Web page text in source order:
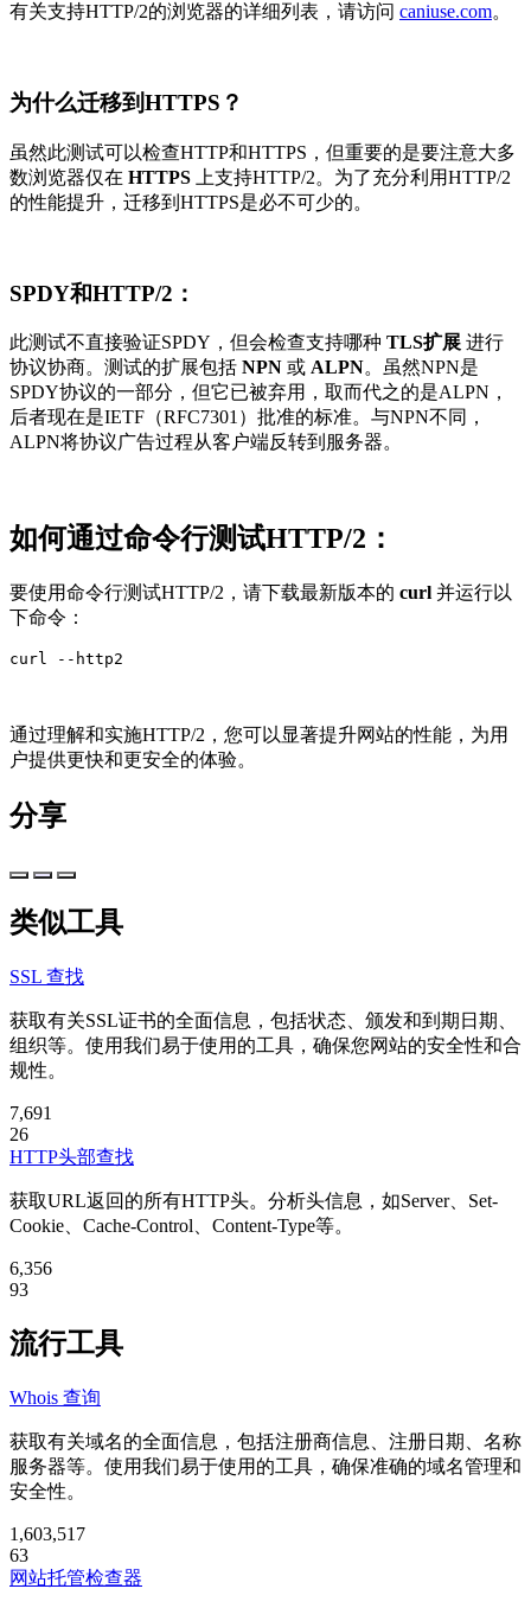
有关支持HTTP/2的浏览器的详细列表，请访问 caniuse.com。
为什么迁移到HTTPS？
虽然此测试可以检查HTTP和HTTPS，但重要的是要注意大多
数浏览器仅在 HTTPS 上支持HTTP/2。为了充分利用HTTP/2
的性能提升，迁移到HTTPS是必不可少的。
SPDY和HTTP/2：
此测试不直接验证SPDY，但会检查支持哪种 TLS扩展 进行
协议协商。测试的扩展包括 NPN 或 ALPN。虽然NPN是
SPDY协议的一部分，但它已被弃用，取而代之的是ALPN，
后者现在是IETF（RFC7301）批准的标准。与NPN不同，
ALPN将协议广告过程从客户端反转到服务器。
如何通过命令行测试HTTP/2：
要使用命令行测试HTTP/2，请下载最新版本的 curl 并运行以
下命令：
curl --http2
通过理解和实施HTTP/2，您可以显著提升网站的性能，为用
户提供更快和更安全的体验。
分享
类似工具
SSL 查找
获取有关SSL证书的全面信息，包括状态、颁发和到期日期、
组织等。使用我们易于使用的工具，确保您网站的安全性和合
规性。
7,691
26
HTTP头部查找
获取URL返回的所有HTTP头。分析头信息，如Server、Set-
Cookie、Cache-Control、Content-Type等。
6,356
93
流行工具
Whois 查询
获取有关域名的全面信息，包括注册商信息、注册日期、名称
服务器等。使用我们易于使用的工具，确保准确的域名管理和
安全性。
1,603,517
63
网站托管检查器